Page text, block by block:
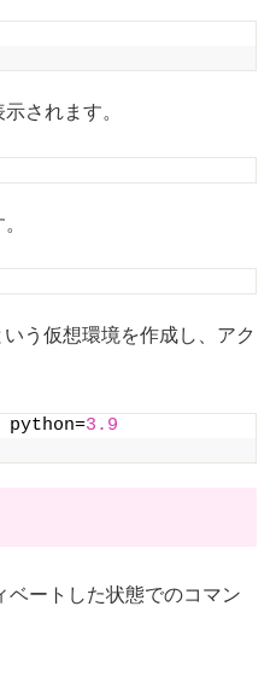
されます。
う仮想環境を作成し、アク
3.9
ベートした状態でのコマン